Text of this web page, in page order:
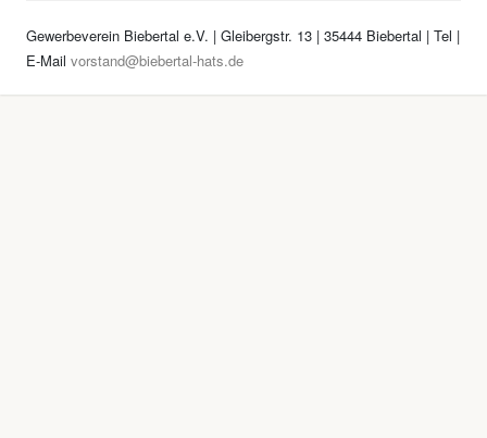
Gewerbeverein Biebertal e.V. | Gleibergstr. 13 | 35444 Biebertal | Tel |
E-Mail vorstand@biebertal-hats.de